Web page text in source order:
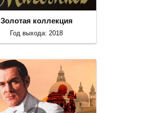
Золотая коллекция
Год выхода: 2018